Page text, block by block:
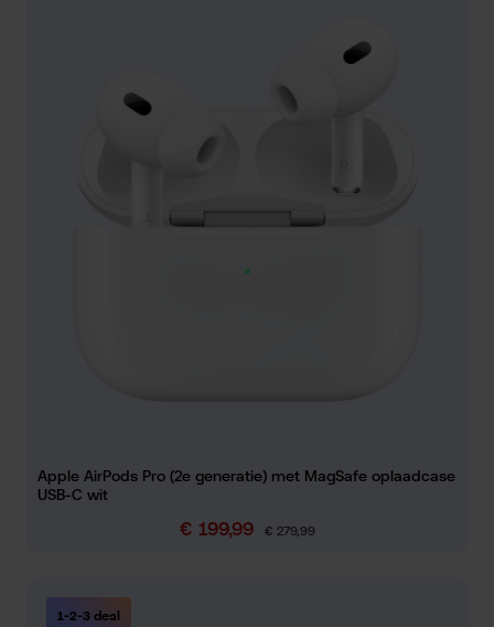
Apple AirPods Pro (2e generatie) met MagSafe oplaadcase
USB-C wit
Verkoopprijs:
€ 199,99 Normale prijs:
€ 279,99
1-2-3 deal